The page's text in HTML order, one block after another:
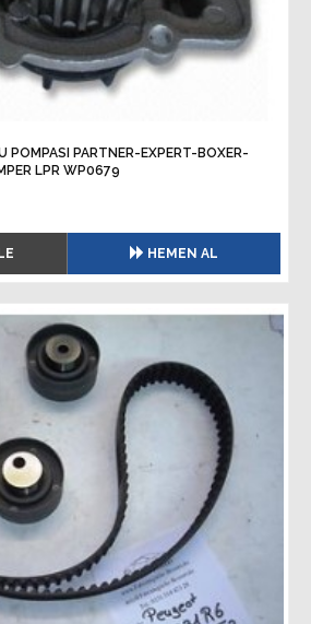
POMPASI PARTNER-EXPERT-BOXER-
LPR WP0679
HEMEN AL